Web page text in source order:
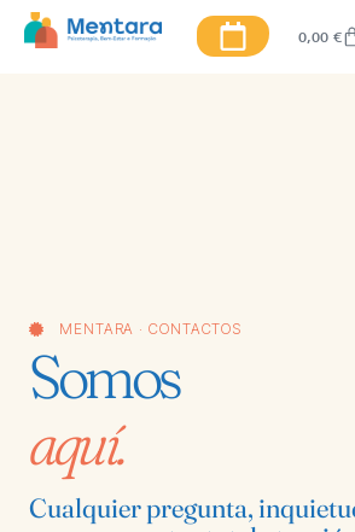
0,00 €
MENTARA · CONTACTOS
Somos
aquí.
Cualquier pregunta,